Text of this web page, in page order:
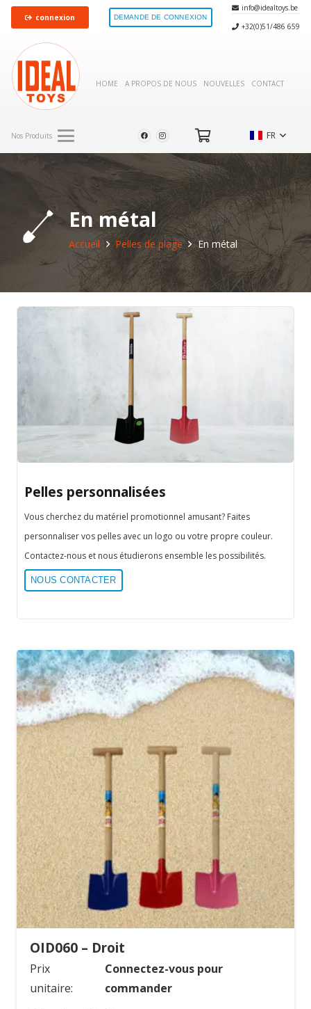
connexion DEMANDE DE CONNEXION
info@idealtoys.be
+32(0)51/486 659
HOME A PROPOS DE NOUS NOUVELLES CONTACT
Nos Produits FR
En métal
Accueil Pelles de plage En métal
Pelles personnalisées
Vous cherchez du matériel promotionnel amusant? Faites
personnaliser vos pelles avec un logo ou votre propre couleur.
Contactez-nous et nous étudierons ensemble les possibilités.
NOUS CONTACTER
OID060 – Droit
Prix
unitaire:
Connectez-vous pour
commander